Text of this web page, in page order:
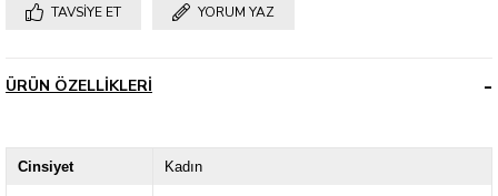
TAVSIYE ET YORUM YAZ
ÜRÜN ÖZELLIKLERI
Cinsiyet Kadın